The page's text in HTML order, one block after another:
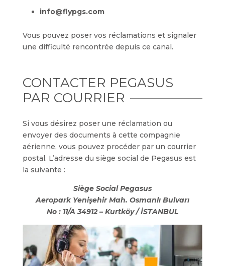
info@flypgs.com
Vous pouvez poser vos réclamations et signaler
une difficulté rencontrée depuis ce canal.
CONTACTER PEGASUS
PAR COURRIER
Si vous désirez poser une réclamation ou
envoyer des documents à cette compagnie
aérienne, vous pouvez procéder par un courrier
postal. L’adresse du siège social de Pegasus est
la suivante :
Siège Social Pegasus
Aeropark Yenişehir Mah. Osmanlı Bulvarı
No : 11/A 34912 – Kurtköy / İSTANBUL